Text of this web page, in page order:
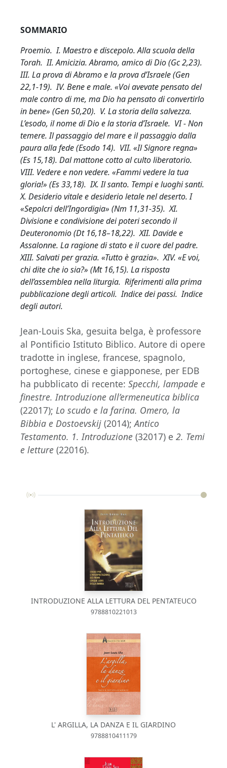
SOMMARIO
Proemio. I. Maestro e discepolo. Alla scuola della
Torah. II. Amicizia. Abramo, amico di Dio (Gc 2,23).
III. La prova di Abramo e la prova d’Israele (Gen
22,1-19). IV. Bene e male. «Voi avevate pensato del
male contro di me, ma Dio ha pensato di convertirlo
in bene» (Gen 50,20). V. La storia della salvezza.
L’esodo, il nome di Dio e la storia d’Israele. VI - Non
temere. Il passaggio del mare e il passaggio dalla
paura alla fede (Esodo 14). VII. «Il Signore regna»
(Es 15,18). Dal mattone cotto al culto liberatorio.
VIII. Vedere e non vedere. «Fammi vedere la tua
gloria!» (Es 33,18). IX. Il santo. Tempi e luoghi santi.
X. Desiderio vitale e desiderio letale nel deserto. I
«Sepolcri dell’Ingordigia» (Nm 11,31-35). XI.
Divisione e condivisione dei poteri secondo il
Deuteronomio (Dt 16,18–18,22). XII. Davide e
Assalonne. La ragione di stato e il cuore del padre.
XIII. Salvati per grazia. «Tutto è grazia». XIV. «E voi,
chi dite che io sia?» (Mt 16,15). La risposta
dell’assemblea nella liturgia. Riferimenti alla prima
pubblicazione degli articoli. Indice dei passi. Indice
degli autori.
Jean-Louis Ska, gesuita belga, è professore
al Pontificio Istituto Biblico. Autore di opere
tradotte in inglese, francese, spagnolo,
portoghese, cinese e giapponese, per EDB
ha pubblicato di recente: Specchi, lampade e
finestre. Introduzione all’ermeneutica biblica
(22017); Lo scudo e la farina. Omero, la
Bibbia e Dostoevskij (2014); Antico
Testamento. 1. Introduzione (32017) e 2. Temi
e letture (22016).
INTRODUZIONE ALLA LETTURA DEL PENTATEUCO
9788810221013
L' ARGILLA, LA DANZA E IL GIARDINO
9788810411179